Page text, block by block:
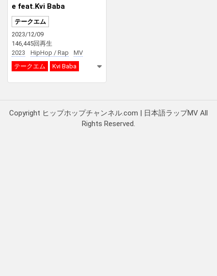
e feat.Kvi Baba
テークエム
2023/12/09
146,445回再生
2023
HipHop / Rap
MV
テークエム
Kvi Baba
Copyright ヒップホップチャンネル.com | 日本語ラップMV All
Rights Reserved.